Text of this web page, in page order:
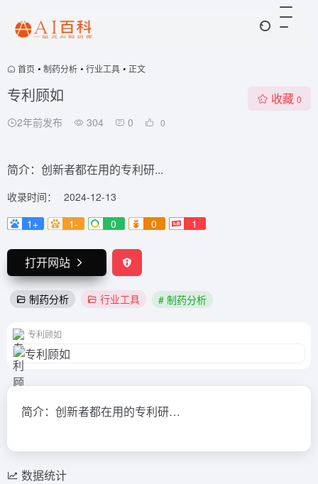
首页 • 制药分析 • 行业工具 • 正文
专利顾如
2年前发布 304 0 0
收藏 0
简介：创新者都在用的专利研...
收录时间：
2024-12-13
1+
1- 0 0 1
打开网站
制药分析 行业工具 # 制药分析
专利顾如
简介：创新者都在用的专利研…
数据统计